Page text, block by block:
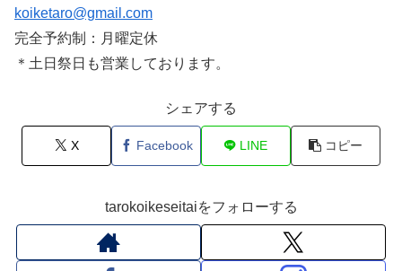
koiketaro@gmail.com
完全予約制：月曜定休
＊土日祭日も営業しております。
シェアする
X Facebook LINE コピー
tarokoikeseitaiをフォローする